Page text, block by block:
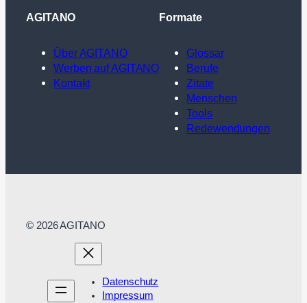
AGITANO
Über AGITANO
Werben auf AGITANO
Kontakt
Formate
Glossar
Berufe
Zitate
Menschen
Tools
Redewendungen
© 2026 AGITANO
Datenschutz
Impressum